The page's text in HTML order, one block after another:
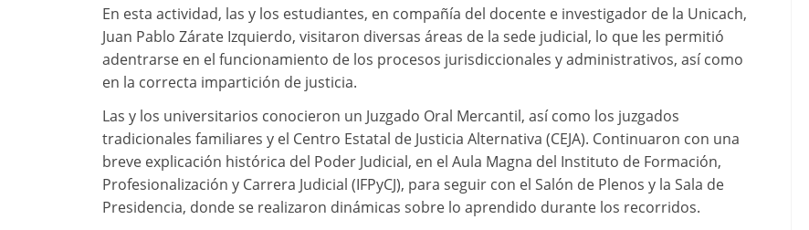
En esta actividad, las y los estudiantes, en compañía del docente e investigador de la Unicach,
Juan Pablo Zárate Izquierdo, visitaron diversas áreas de la sede judicial, lo que les permitió
adentrarse en el funcionamiento de los procesos jurisdiccionales y administrativos, así como
en la correcta impartición de justicia.
Las y los universitarios conocieron un Juzgado Oral Mercantil, así como los juzgados
tradicionales familiares y el Centro Estatal de Justicia Alternativa (CEJA). Continuaron con una
breve explicación histórica del Poder Judicial, en el Aula Magna del Instituto de Formación,
Profesionalización y Carrera Judicial (IFPyCJ), para seguir con el Salón de Plenos y la Sala de
Presidencia, donde se realizaron dinámicas sobre lo aprendido durante los recorridos.